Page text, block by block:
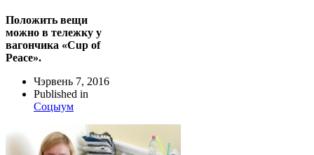
Положить вещи
можно в тележку у
вагончика «Cup of
Peace».
Чэрвень 7, 2016
Published in
Соцыум